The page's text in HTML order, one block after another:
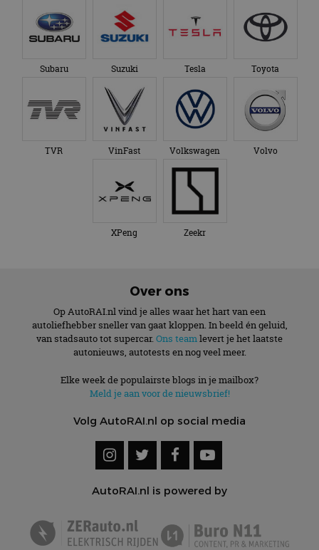
Subaru Suzuki Tesla Toyota
TVR VinFast Volkswagen Volvo
XPeng Zeekr
Over ons
Op AutoRAI.nl vind je alles waar het hart van een
autoliefhebber sneller van gaat kloppen. In beeld én geluid,
van stadsauto tot supercar. Ons teamlevert je het laatste
autonieuws, autotests en nog veel meer.
Elke week de populairste blogs in je mailbox?
Meld je aan voor de nieuwsbrief!
Volg AutoRAI.nl op social media
AutoRAI.nl is powered by